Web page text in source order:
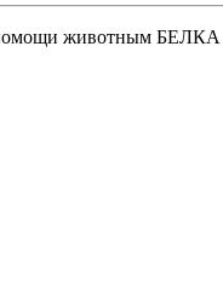
животным БЕЛКА